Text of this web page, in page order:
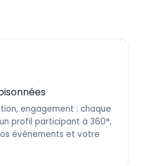
engagement : chaque
profil participant à 360°,
événements et votre